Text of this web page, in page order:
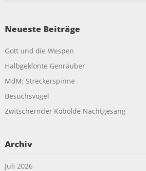
Neueste Beiträge
Gott und die Wespen
Halbgeklonte Genräuber
MdM: Streckerspinne
Besuchsvögel
Zwitschernder Kobolde Nachtgesang
Archiv
Juli 2026